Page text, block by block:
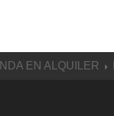
EN ALQUILER